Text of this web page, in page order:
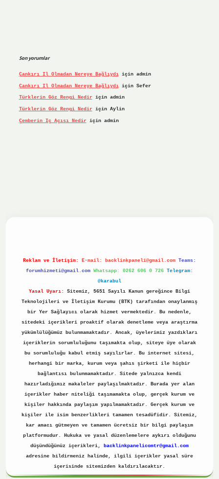
Son yorumlar
Çankırı Il Olmadan Nereye Bağlıydıiçin admin
Çankırı Il Olmadan Nereye Bağlıydıiçin Sefer
Türklerin Göz Rengi Nediriçin admin
Türklerin Göz Rengi Nediriçin Aylin
Çemberin Iç Açısı Nediriçin admin
Reklam ve İletişim: E-mail: backlinkpaneli@gmail.com Teams:
forumhizmeti@gmail.com Whatsapp: 0262 606 0 726 Telegram:
@karabul
Yasal Uyarı:
Sitemiz, 5651 Sayılı Kanun gereğince Bilgi
Teknolojileri ve İletişim Kurumu (BTK) tarafından onaylanmış
bir Yer Sağlayıcı olarak hizmet vermektedir. Bu nedenle,
sitedeki içerikleri proaktif olarak denetleme veya araştırma
yükümlülüğümüz bulunmamaktadır. Ancak, üyelerimiz yazdıkları
içeriklerin sorumluluğunu taşımakta olup, siteye üye olarak
bu sorumluluğu kabul etmiş sayılırlar. Bu internet sitesi,
herhangi bir marka, kurum veya şahıs şirketi ile hiçbir
bağlantısı bulunmamaktadır. Sitede yalnızca kendi
hazırladığımız makaleler paylaşılmaktadır. Burada yer alan
içerikler haber niteliği taşımamakta olup, gerçek kurum ve
kişiler hakkında paylaşım yapılmamaktadır. Gerçek kurum ve
kişiler ile isim benzerlikleri tamamen tesadüfidir. Sitemiz,
kar amacı gütmeyen ve tamamen ücretsiz bir bilgi paylaşım
platformudur. Hukuka ve yasal düzenlemelere aykırı olduğunu
düşündüğünüz içerikleri,
backlinkpanelicomtr@gmail.com
adresine bildirmeniz halinde, ilgili içerikler yasal süre
içerisinde sitemizden kaldırılacaktır.